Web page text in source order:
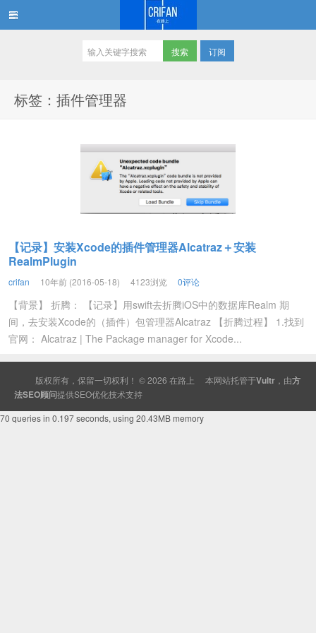
订阅
标签：插件管理器
【记录】安装Xcode的插件管理器Alcatraz＋安装
RealmPlugin
crifan 10年前 (2016-05-18) 4123浏览 0评论
【背景】 折腾： 【记录】用swift去折腾iOS中的数据库Realm 期
间，去安装Xcode的（插件）包管理器Alcatraz 【折腾过程】 1.找到
官网： Alcatraz | The Package manager for Xcode...
版权所有，保留一切权利！ © 2026 在路上 本网站托管于Vultr ，由方
法SEO顾问提供SEO优化技术支持
70 queries in 0.197 seconds, using 20.43MB memory